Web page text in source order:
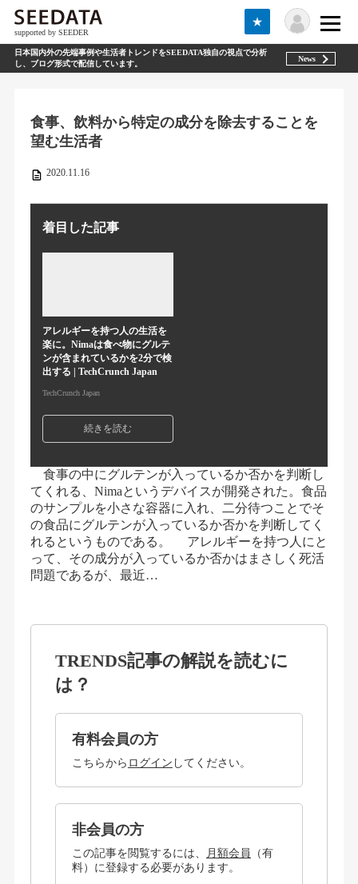
supported by SEEDER
★
日本国内外の先端事例や生活者トレンドをSEEDATA独自の視点で分析
し、ブログ形式で配信しています。
News
食事、飲料から特定の成分を除去することを
望む生活者
2020.11.16
着目した記事
アレルギーを持つ人の生活を
楽に。Nimaは食べ物にグルテ
ンが含まれているかを2分で検
出する | TechCrunch Japan
TechCrunch Japan
続きを読む
食事の中にグルテンが入っているか否かを判断し
てくれる、Nimaというデバイスが開発された。食品
のサンプルを小さな容器に入れ、二分待つことでそ
の食品にグルテンが入っているか否かを判断してく
れるというものである。 アレルギーを持つ人にと
って、その成分が入っているか否かはまさしく死活
問題であるが、最近…
TRENDS記事の解説を読むに
は？
有料会員の方
こちらから ログイン してください。
非会員の方
この記事を閲覧するには、 月額会員
（有
料）に登録する必要があります。